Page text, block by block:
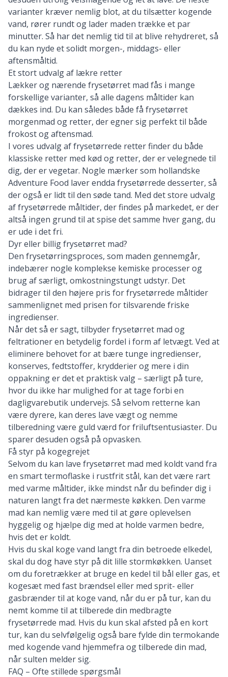
varianter kræver nemlig blot, at du tilsætter kogende
vand, rører rundt og lader maden trække et par
minutter. Så har det nemlig tid til at blive rehydreret, så
du kan nyde et solidt morgen-, middags- eller
aftensmåltid.
Et stort udvalg af lækre retter
Lækker og nærende frysetørret mad fås i mange
forskellige varianter, så alle dagens måltider kan
dækkes ind. Du kan således både få frysetørret
morgenmad og retter, der egner sig perfekt til både
frokost og aftensmad.
I vores udvalg af frysetørrede retter finder du både
klassiske retter med kød og retter, der er velegnede til
dig, der er vegetar. Nogle mærker som hollandske
Adventure Food laver endda frysetørrede desserter, så
der også er lidt til den søde tand. Med det store udvalg
af frysetørrede måltider, der findes på markedet, er der
altså ingen grund til at spise det samme hver gang, du
er ude i det fri.
Dyr eller billig frysetørret mad?
Den frysetørringsproces, som maden gennemgår,
indebærer nogle komplekse kemiske processer og
brug af særligt, omkostningstungt udstyr. Det
bidrager til den højere pris for frysetørrede måltider
sammenlignet med prisen for tilsvarende friske
ingredienser.
Når det så er sagt, tilbyder frysetørret mad og
feltrationer en betydelig fordel i form af letvægt. Ved at
eliminere behovet for at bære tunge ingredienser,
konserves, fedtstoffer, krydderier og mere i din
oppakning er det et praktisk valg – særligt på ture,
hvor du ikke har mulighed for at tage forbi en
dagligvarebutik undervejs. Så selvom retterne kan
være dyrere, kan deres lave vægt og nemme
tilberedning være guld værd for friluftsentusiaster. Du
sparer desuden også på opvasken.
Få styr på kogegrejet
Selvom du kan lave frysetørret mad med koldt vand fra
en smart termoflaske i rustfrit stål, kan det være rart
med varme måltider, ikke mindst når du befinder dig i
naturen langt fra det nærmeste køkken. Den varme
mad kan nemlig være med til at gøre oplevelsen
hyggelig og hjælpe dig med at holde varmen bedre,
hvis det er koldt.
Hvis du skal koge vand langt fra din betroede elkedel,
skal du dog have styr på dit lille stormkøkken. Uanset
om du foretrækker at bruge en kedel til bål eller gas, et
kogesæt med fast brændsel eller med sprit- eller
gasbrænder til at koge vand, når du er på tur, kan du
nemt komme til at tilberede din medbragte
frysetørrede mad. Hvis du kun skal afsted på en kort
tur, kan du selvfølgelig også bare fylde din termokande
med kogende vand hjemmefra og tilberede din mad,
når sulten melder sig.
FAQ – Ofte stillede spørgsmål